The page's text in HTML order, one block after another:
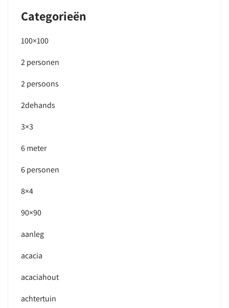
Categorieën
100×100
2 personen
2 persoons
2dehands
3×3
6 meter
6 personen
8×4
90×90
aanleg
acacia
acaciahout
achtertuin